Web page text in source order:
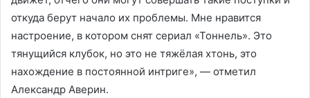
откуда берут начало их проблемы. Мне нравится
настроение, в котором снят сериал «Тоннель». Это
тянущийся клубок, но это не тяжёлая хтонь, это
нахождение в постоянной интриге», — отметил
Александр Аверин.